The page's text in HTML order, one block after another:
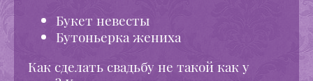
Букет невесты
Бутоньерка жениха
Как сделать свадьбу не такой как у